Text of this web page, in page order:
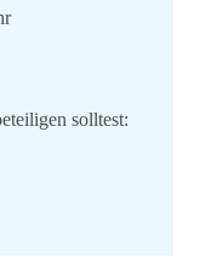
solltest: